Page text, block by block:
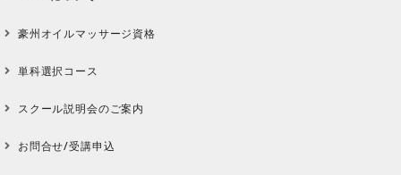
豪州オイルマッサージ資格
単科選択コース
スクール説明会のご案内
お問合せ/受講申込